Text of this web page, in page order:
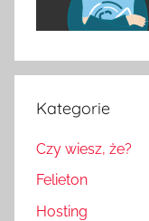
Kategorie
Czy wiesz, że?
Felieton
Hosting